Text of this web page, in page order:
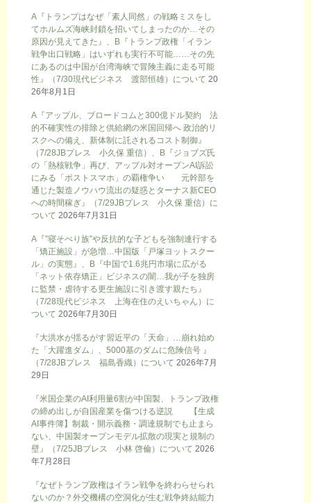
A『トランプはなぜ「素人同然」の戦略ミスをし
てホルムズ海峡封鎖を招いてしまったのか…その
原因が見えてきた』、B『トランプ政権「イラン
戦争出口戦略」はいずれも実行不可能……その先
にあるのは中国が台湾海峡で冒険主義に走る可能
性』（7/30現代ビジネス 渡部恒雄）について 20
26年8月1日
A『アップル、ブロードコムと300億ドル契約 法
的不確実性の排除と供給網の米国回帰へ 政治的リ
スクへの備え、新体制に託されるコスト制御』
（7/28JBプレス 小久保 重信）、B『ジョブズ氏
の「熱核戦争」再び、アップル対オープンAI訴訟
にみる「ポストスマホ」の覇権争い 元幹部を
通じた製造ノウハウ流出の疑惑とターナス新CEO
への時間稼ぎ』（7/29JBプレス 小久保 重信）に
ついて 2026年7月31日
A『”寝そべり族”や反抗的な子どもを強制連行する
「矯正施設」が急増…中国版「戸塚ヨットスクー
ル」の実態』、B『中国で1.6兆円市場に広がる
「ネット依存矯正」ビジネスの闇…我が子を独房
に監禁・虐待する更生施設に引き渡す親たち』
（7/28現代ビジネス 上海在住のえいちゃん）に
ついて 2026年7月30日
『大洪水が揺るがす習近平の「天命」…崩れ始め
た「大躍進ダム」、5000基のダムに危険信号 』
（7/28JBプレス 福島香織）について 2026年7月
29日
『米国企業のAI利用量6割が中国製、トランプ政権
の締め出しが自国産業を傷つける逆説 【生成
AI事件簿】制裁・開示義務・調達規制でも止まら
ない、中国製オープンモデル拡散の現実と規制の
壁』（7/25JBプレス 小林 啓倫）について 2026
年7月28日
『なぜトランプ政権はイラン戦争を終わらせられ
ないのか？外交機構の空洞化が生む戦争終結能力